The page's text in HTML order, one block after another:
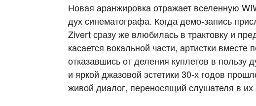
Новая аранжировка отражает вселенную
дух синематографа. Когда демо-запись
Zivert сразу же влюбилась в трактовку и
касается вокальной части, артистки вместе
отказавшись от деления куплетов в пользу
и яркой джазовой эстетики 30-х годов
живой диалог, переносящий слушателя в